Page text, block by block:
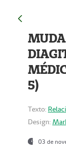
5)
Texto:
Design:
03 de